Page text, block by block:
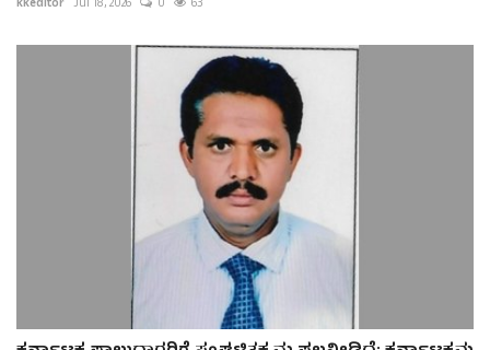
kkeditor Jul 18, 2026 0 63